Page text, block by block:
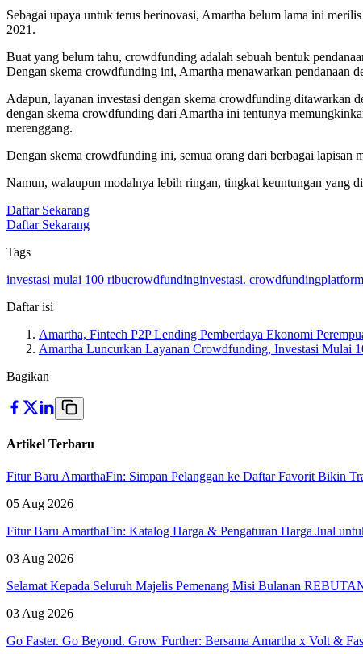
Sebagai upaya untuk terus berinovasi, Amartha belum lama ini
2021.
Buat yang belum tahu, crowdfunding adalah sebuah bentuk
Dengan skema crowdfunding ini, Amartha menawarkan pendanaan
Adapun, layanan investasi dengan skema crowdfunding ditawarkan
dengan skema crowdfunding dari Amartha ini tentunya
merenggang.
Dengan skema crowdfunding ini, semua orang dari berbagai lapisan
Namun, walaupun modalnya lebih ringan, tingkat keuntungan yang
Daftar Sekarang
Daftar Sekarang
Tags
investasi mulai 100 ribucrowdfundinginvestasi. crowdfunding
Daftar isi
Amartha, Fintech P2P Lending Pemberdaya Ekonomi
Amartha Luncurkan Layanan Crowdfunding, Investasi Mulai
Bagikan
Artikel Terbaru
Fitur Baru AmarthaFin: Simpan Pelanggan ke Daftar Favorit Bikin
05 Aug 2026
Fitur Baru AmarthaFin: Katalog Harga & Pengaturan Harga Jual
03 Aug 2026
Selamat Kepada Seluruh Majelis Pemenang Misi Bulanan
03 Aug 2026
Go Faster. Go Beyond. Grow Further: Bersama Amartha x Volt &